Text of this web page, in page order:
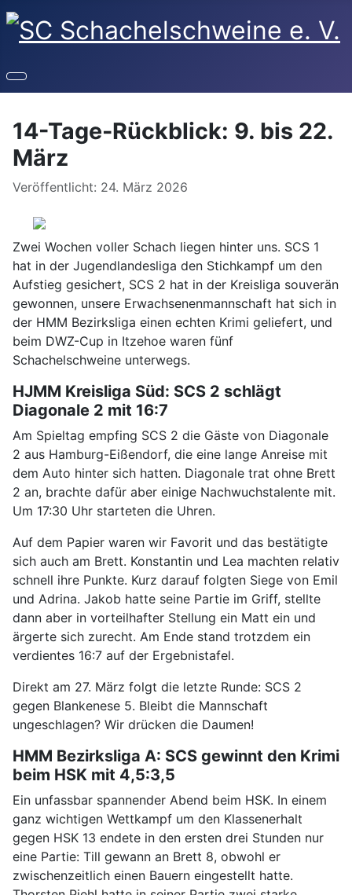
14-Tage-Rückblick: 9. bis 22.
März
Details
Veröffentlicht: 24. März 2026
Zwei Wochen voller Schach liegen hinter uns. SCS 1
hat in der Jugendlandesliga den Stichkampf um den
Aufstieg gesichert, SCS 2 hat in der Kreisliga souverän
gewonnen, unsere Erwachsenenmannschaft hat sich in
der HMM Bezirksliga einen echten Krimi geliefert, und
beim DWZ-Cup in Itzehoe waren fünf
Schachelschweine unterwegs.
HJMM Kreisliga Süd: SCS 2 schlägt
Diagonale 2 mit 16:7
Am Spieltag empfing SCS 2 die Gäste von Diagonale
2 aus Hamburg-Eißendorf, die eine lange Anreise mit
dem Auto hinter sich hatten. Diagonale trat ohne Brett
2 an, brachte dafür aber einige Nachwuchstalente mit.
Um 17:30 Uhr starteten die Uhren.
Auf dem Papier waren wir Favorit und das bestätigte
sich auch am Brett. Konstantin und Lea machten relativ
schnell ihre Punkte. Kurz darauf folgten Siege von Emil
und Adrina. Jakob hatte seine Partie im Griff, stellte
dann aber in vorteilhafter Stellung ein Matt ein und
ärgerte sich zurecht. Am Ende stand trotzdem ein
verdientes 16:7 auf der Ergebnistafel.
Direkt am 27. März folgt die letzte Runde: SCS 2
gegen Blankenese 5. Bleibt die Mannschaft
ungeschlagen? Wir drücken die Daumen!
HMM Bezirksliga A: SCS gewinnt den Krimi
beim HSK mit 4,5:3,5
Ein unfassbar spannender Abend beim HSK. In einem
ganz wichtigen Wettkampf um den Klassenerhalt
gegen HSK 13 endete in den ersten drei Stunden nur
eine Partie: Till gewann an Brett 8, obwohl er
zwischenzeitlich einen Bauern eingestellt hatte.